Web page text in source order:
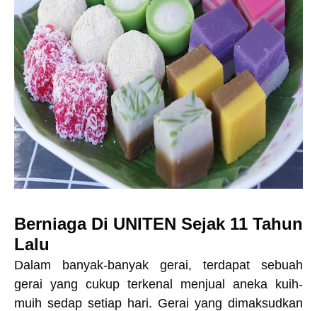
Berniaga Di UNITEN Sejak 11 Tahun
Lalu
Dalam banyak-banyak gerai, terdapat sebuah
gerai yang cukup terkenal menjual aneka kuih-
muih sedap setiap hari. Gerai yang dimaksudkan